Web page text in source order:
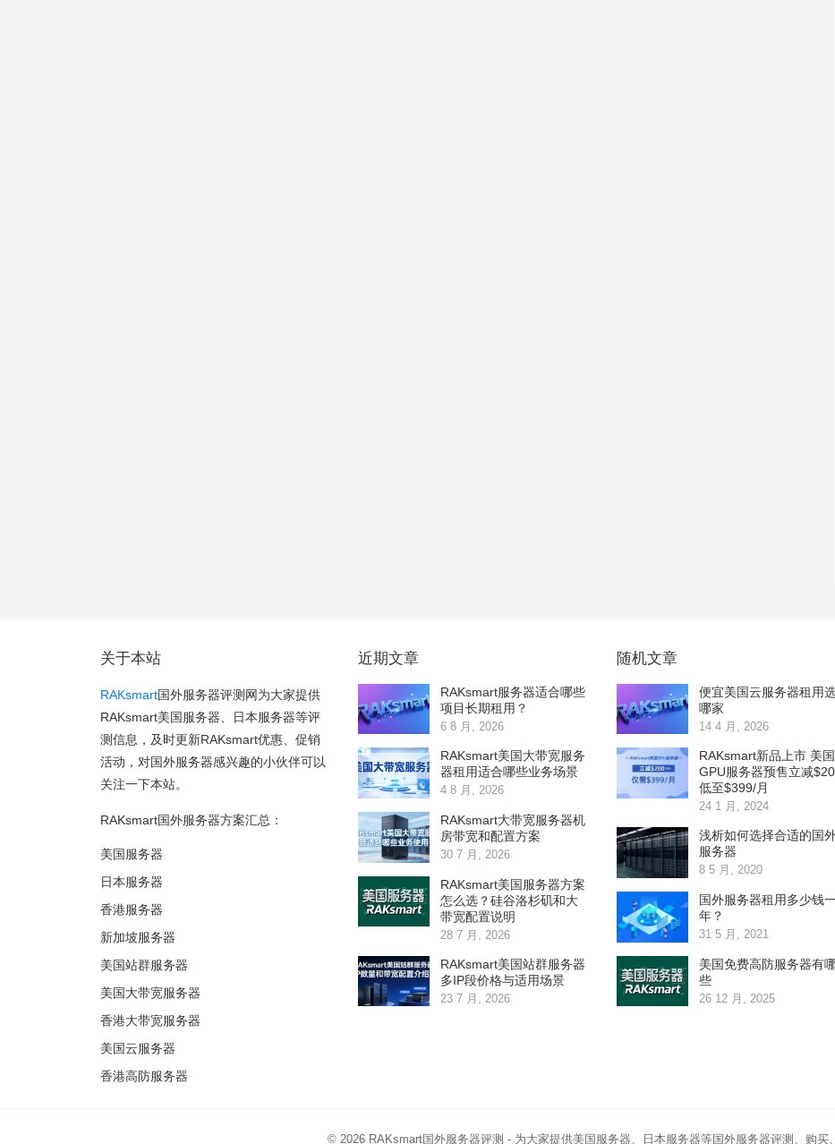
关于本站
RAKsmart国外服务器评测网为大家提供
RAKsmart美国服务器、日本服务器等评
测信息，及时更新RAKsmart优惠、促销
活动，对国外服务器感兴趣的小伙伴可以
关注一下本站。
RAKsmart国外服务器方案汇总：
美国服务器
日本服务器
香港服务器
新加坡服务器
美国站群服务器
美国大带宽服务器
香港大带宽服务器
美国云服务器
香港高防服务器
近期文章
RAKsmart服务器适合哪些
项目长期租用？
6 8 月, 2026
RAKsmart美国大带宽服务
器租用适合哪些业务场景
4 8 月, 2026
RAKsmart大带宽服务器机
房带宽和配置方案
30 7 月, 2026
RAKsmart美国服务器方案
怎么选？硅谷洛杉矶和大
带宽配置说明
28 7 月, 2026
RAKsmart美国站群服务器
多IP段价格与适用场景
23 7 月, 2026
随机文章
便宜美国云服务器租用
哪家
14 4 月, 2026
RAKsmart新品上市 美国
GPU服务器预售立减
低至$399/月
24 1 月, 2024
浅析如何选择合适的国
服务器
8 5 月, 2020
国外服务器租用多少钱
年？
31 5 月, 2021
美国免费高防服务器有
些
26 12 月, 2025
© 2026 RAKsmart国外服务器评测 - 为大家提供美国服务器、日本服务器等国外服务器评测、购买